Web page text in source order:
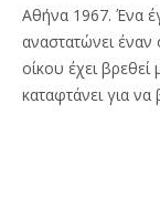
Αθήνα 1967. Ένα
αναστατώνει έναν
οίκου έχει
καταφτάνει για να